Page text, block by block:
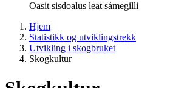
Oasit sisdoalus leat sámegilli
Hjem
Statistikk og utviklingstrekk
Utvikling i skogbruket
Skogkultur